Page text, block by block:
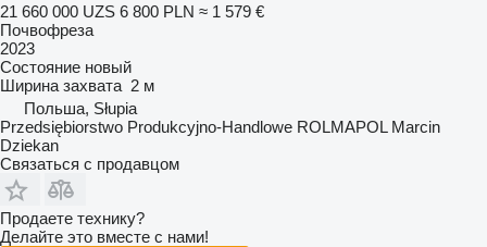
21 660 000 UZS 6 800 PLN ≈ 1 579 €
Почвофреза
2023
Состояние новый
Ширина захвата 2 м
Польша, Słupia
Przedsiębiorstwo Produkcyjno-Handlowe ROLMAPOL Marcin
Dziekan
Связаться с продавцом
Продаете технику?
Делайте это вместе с нами!